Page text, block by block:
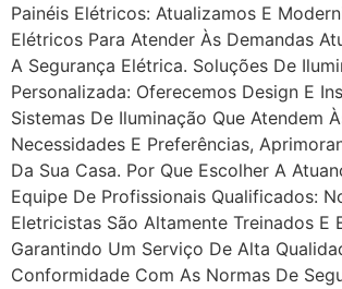
Painéis Elétricos: Atualizamos E
Elétricos Para Atender Às Demandas
A Segurança Elétrica. Soluções De
Personalizada: Oferecemos Design E
Sistemas De Iluminação Que Atendem
Necessidades E Preferências,
Da Sua Casa. Por Que Escolher A
Equipe De Profissionais Qualificados:
Eletricistas São Altamente Treinados E
Garantindo Um Serviço De Alta
Conformidade Com As Normas De